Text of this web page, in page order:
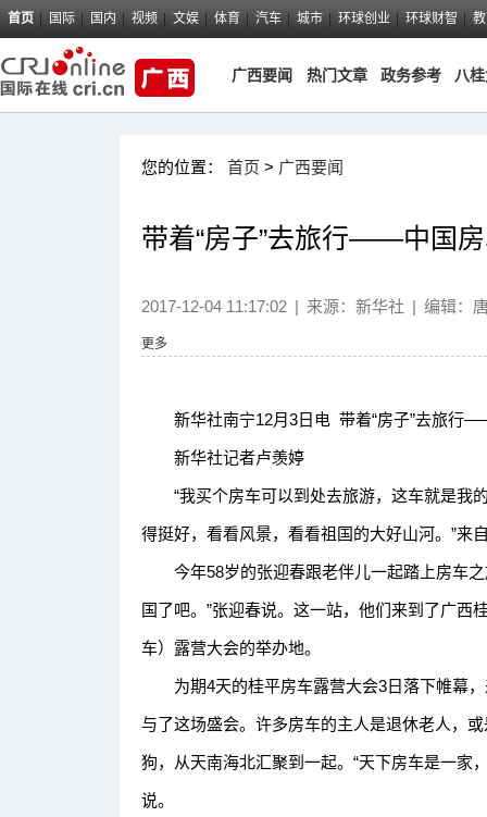
首页 国际 国内 视频 文娱 体育 汽车 城市 环球创业 环球财智
广西要闻 热门文章 政务参考 八
您的位置： 首页 > 广西要闻
带着“房子”去旅行——中国
2017-12-04 11:17:02 | 来源： 新华社 | 编辑：
更多
新华社南宁12月3日电 带着“房子”去旅行
新华社记者卢羡婷
“我买个房车可以到处去旅游，这车就是我
得挺好，看看风景，看看祖国的大好山河。”来
今年58岁的张迎春跟老伴儿一起踏上房车之
国了吧。”张迎春说。这一站，他们来到了广西
车）露营大会的举办地。
为期4天的桂平房车露营大会3日落下帷幕，
与了这场盛会。许多房车的主人是退休老人，
狗，从天南海北汇聚到一起。“天下房车是一家
说。